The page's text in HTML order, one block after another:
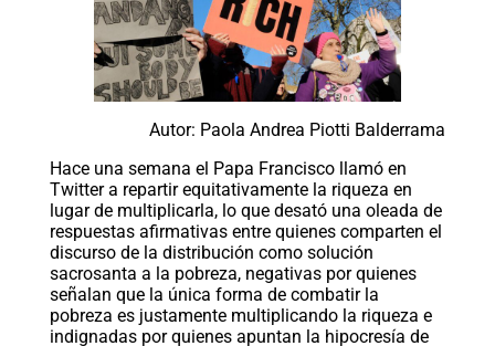
Autor: Paola Andrea Piotti Balderrama
Hace una semana el Papa Francisco llamó en
Twitter a repartir equitativamente la riqueza en
lugar de multiplicarla, lo que desató una oleada de
respuestas afirmativas entre quienes comparten el
discurso de la distribución como solución
sacrosanta a la pobreza, negativas por quienes
señalan que la única forma de combatir la
pobreza es justamente multiplicando la riqueza e
indignadas por quienes apuntan la hipocresía de